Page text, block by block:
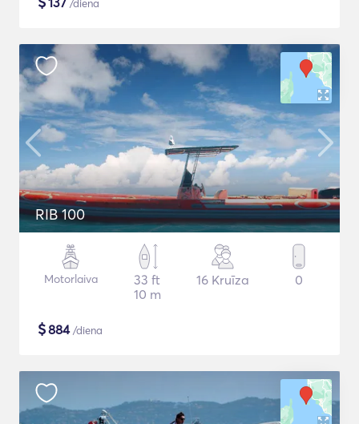
/diena
RIB 100
Motorlaiva
33 ft
10 m
16 Kruīza 0
$884/diena